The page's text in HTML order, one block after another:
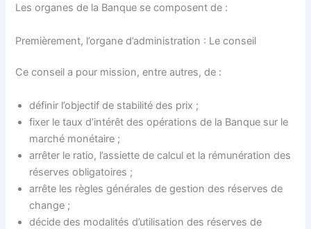
Les organes de la Banque se composent de :
Premièrement, l’organe d’administration : Le conseil
Ce conseil a pour mission, entre autres, de :
définir l’objectif de stabilité des prix ;
fixer le taux d’intérêt des opérations de la Banque sur le
marché monétaire ;
arrêter le ratio, l’assiette de calcul et la rémunération des
réserves obligatoires ;
arrête les règles générales de gestion des réserves de
change ;
décide des modalités d’utilisation des réserves de